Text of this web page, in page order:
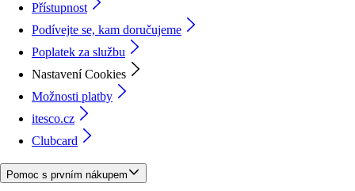
Přístupnost
Podívejte se, kam doručujeme
Poplatek za službu
Nastavení Cookies
Možnosti platby
itesco.cz
Clubcard
Pomoc s prvním nákupem